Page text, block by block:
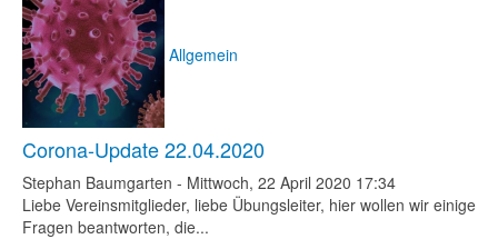
Allgemein
Corona-Update 22.04.2020
Stephan Baumgarten - Mittwoch, 22 April 2020 17:34
Liebe Vereinsmitglieder, liebe Übungsleiter, hier wollen wir einige
Fragen beantworten, die...